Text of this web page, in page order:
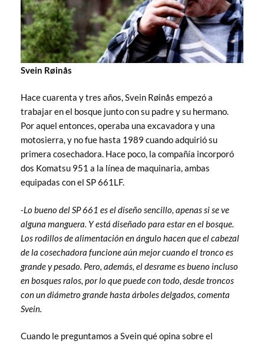
Svein Røinås
Hace cuarenta y tres años, Svein Røinås empezó a
trabajar en el bosque junto con su padre y su hermano.
Por aquel entonces, operaba una excavadora y una
motosierra, y no fue hasta 1989 cuando adquirió su
primera cosechadora. Hace poco, la compañía incorporó
dos Komatsu 951 a la línea de maquinaria, ambas
equipadas con el SP 661LF.
-Lo bueno del SP 661 es el diseño sencillo, apenas si se ve
alguna manguera. Y está diseñado para estar en el bosque.
Los rodillos de alimentación en ángulo hacen que el cabezal
de la cosechadora funcione aún mejor cuando el tronco es
grande y pesado. Pero, además, el desrame es bueno incluso
en bosques ralos, por lo que puede con todo, desde troncos
con un diámetro grande hasta árboles delgados, comenta
Svein.
Cuando le preguntamos a Svein qué opina sobre el